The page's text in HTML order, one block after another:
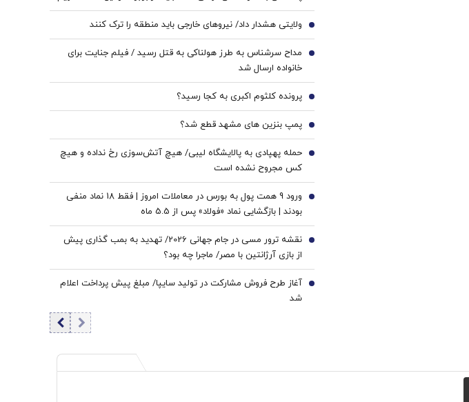
ولایتی هشدار داد/ نیروهای خارجی باید منطقه را ترک کنند 3
مداح سرشناس به طرز هولناکی به قتل رسید / فیلم جنایت برای
خانواده ارسال شد
4
پرونده کلثوم اکبری به کجا رسید؟ 5
پمپ بنزین های مشهد قطع شد؟ 6
حمله پهپادی به پالایشگاه لیبی/ هیچ آتش‌سوزی رخ نداده و هیچ
کس مجروح نشده است
7
ورود 9 همت پول به بورس در معاملات امروز | فقط 18 نماد منفی
بودند | بازگشایی نماد «فولاد» پس از 5.5 ماه
8
نقشه ترور مسی در جام جهانی 2026/ تهدید به بمب گذاری پیش
از بازی آرژانتین با مصر/ ماجرا چه بود؟
9
آغاز طرح فروش مشارکت در تولید سایپا/ مبلغ پیش پرداخت اعلام
شد
10